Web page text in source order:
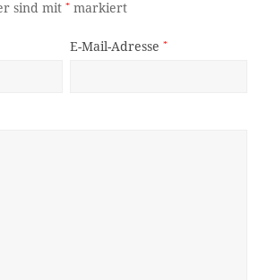
sind mit* markiert
E-Mail-Adresse*